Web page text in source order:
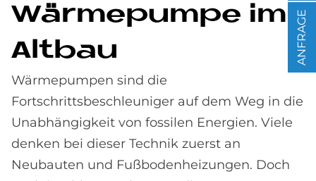
Wär­me­pum­pe im
Alt­bau
Wärmepumpen sind die
Fortschrittsbeschleuniger auf dem Weg in die
Unabhängigkeit von fossilen Energien. Viele
denken bei dieser Technik zuerst an
Neubauten und Fußbodenheizungen. Doch
ANFRAGE